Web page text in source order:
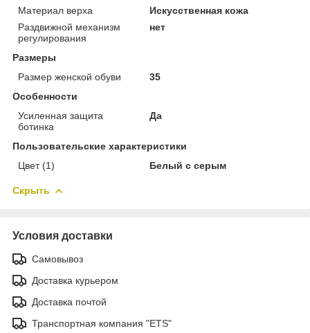
Материал верха
Искусственная кожа
Раздвижной механизм
регулирования
нет
Размеры
Размер женской обуви
35
Особенности
Усиленная защита
ботинка
Да
Пользовательские характеристики
Цвет (1)
Белый с серым
Скрыть
Условия доставки
Самовывоз
Доставка курьером
Доставка почтой
Транспортная компания "ETS"